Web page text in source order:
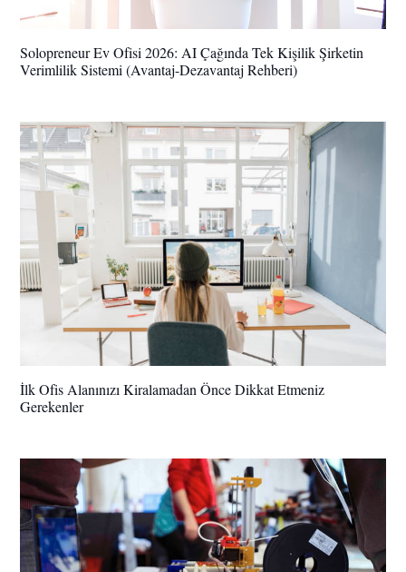
Solopreneur Ev Ofisi 2026: AI Çağında Tek Kişilik Şirketin
Verimlilik Sistemi (Avantaj-Dezavantaj Rehberi)
İlk Ofis Alanınızı Kiralamadan Önce Dikkat Etmeniz
Gerekenler